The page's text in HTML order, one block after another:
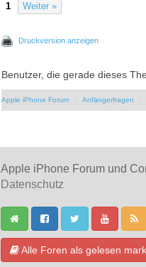
1 Weiter »
Druckversion anzeigen
Benutzer, die gerade dieses
Apple iPhone Forum Anfängerfragen
Apple iPhone Forum und
Datenschutz
Alle Foren als gelesen